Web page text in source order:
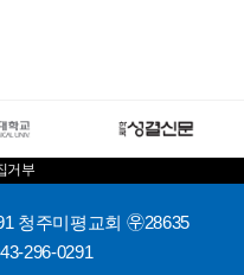
거부
청주미평교회 ㉾28635
296-0291